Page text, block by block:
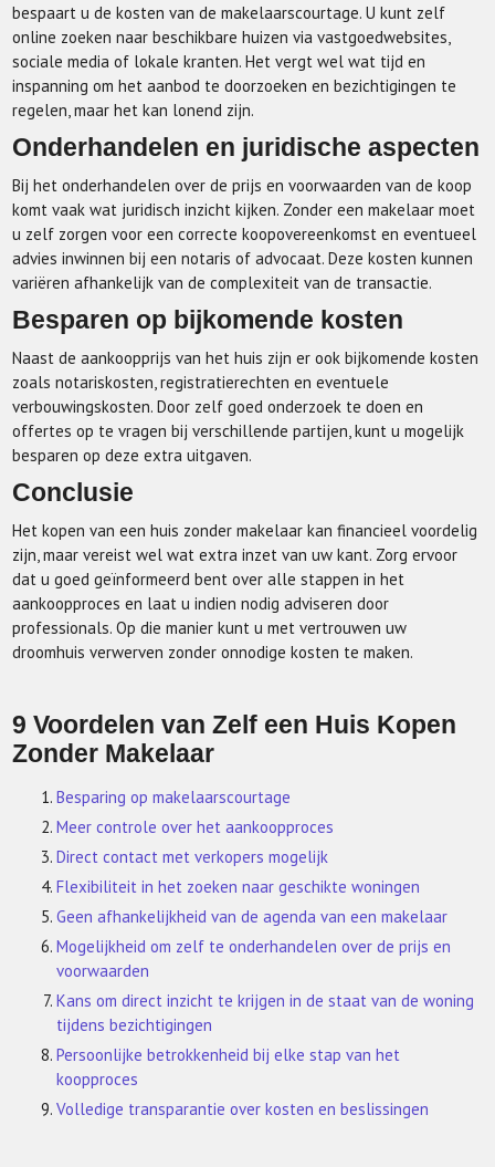
bespaart u de kosten van de makelaarscourtage. U kunt zelf
online zoeken naar beschikbare huizen via vastgoedwebsites,
sociale media of lokale kranten. Het vergt wel wat tijd en
inspanning om het aanbod te doorzoeken en bezichtigingen te
regelen, maar het kan lonend zijn.
Onderhandelen en juridische aspecten
Bij het onderhandelen over de prijs en voorwaarden van de koop
komt vaak wat juridisch inzicht kijken. Zonder een makelaar moet
u zelf zorgen voor een correcte koopovereenkomst en eventueel
advies inwinnen bij een notaris of advocaat. Deze kosten kunnen
variëren afhankelijk van de complexiteit van de transactie.
Besparen op bijkomende kosten
Naast de aankoopprijs van het huis zijn er ook bijkomende kosten
zoals notariskosten, registratierechten en eventuele
verbouwingskosten. Door zelf goed onderzoek te doen en
offertes op te vragen bij verschillende partijen, kunt u mogelijk
besparen op deze extra uitgaven.
Conclusie
Het kopen van een huis zonder makelaar kan financieel voordelig
zijn, maar vereist wel wat extra inzet van uw kant. Zorg ervoor
dat u goed geïnformeerd bent over alle stappen in het
aankoopproces en laat u indien nodig adviseren door
professionals. Op die manier kunt u met vertrouwen uw
droomhuis verwerven zonder onnodige kosten te maken.
9 Voordelen van Zelf een Huis Kopen
Zonder Makelaar
Besparing op makelaarscourtage
Meer controle over het aankoopproces
Direct contact met verkopers mogelijk
Flexibiliteit in het zoeken naar geschikte woningen
Geen afhankelijkheid van de agenda van een makelaar
Mogelijkheid om zelf te onderhandelen over de prijs en
voorwaarden
Kans om direct inzicht te krijgen in de staat van de woning
tijdens bezichtigingen
Persoonlijke betrokkenheid bij elke stap van het
koopproces
Volledige transparantie over kosten en beslissingen